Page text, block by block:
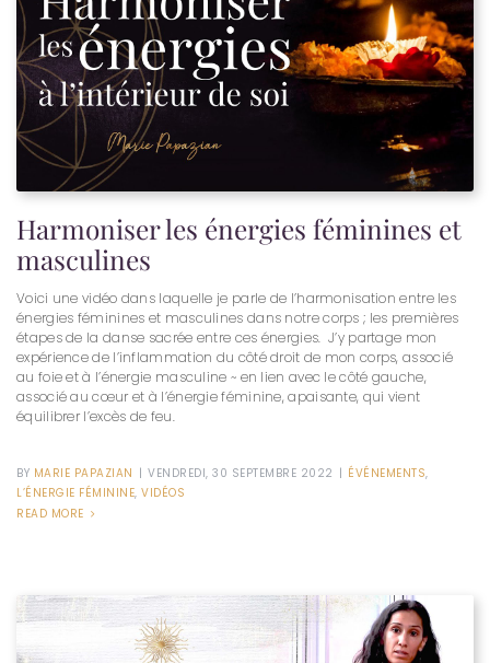
Harmoniser les énergies féminines et
masculines
Voici une vidéo dans laquelle je parle de l’harmonisation entre les
énergies féminines et masculines dans notre corps ; les premières
étapes de la danse sacrée entre ces énergies. J’y partage mon
expérience de l’inflammation du côté droit de mon corps, associé
au foie et à l’énergie masculine ~ en lien avec le côté gauche,
associé au cœur et à l’énergie féminine, apaisante, qui vient
équilibrer l’excès de feu.
BY MARIE PAPAZIAN | VENDREDI, 30 SEPTEMBRE 2022 | ÉVÉNEMENTS,
L’ÉNERGIE FÉMININE, VIDÉOS
READ MORE